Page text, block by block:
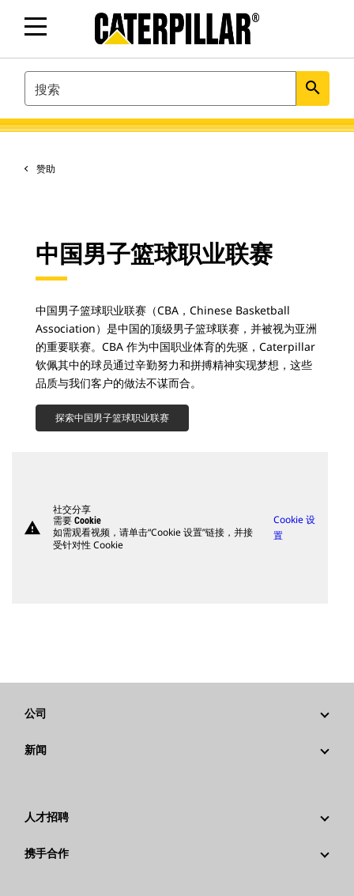
SEARCH search
赞助
中国男子篮球职业联赛
中国男子篮球职业联赛（CBA，Chinese Basketball
Association）是中国的顶级男子篮球联赛，并被视为亚洲
的重要联赛。CBA 作为中国职业体育的先驱，Caterpillar
钦佩其中的球员通过辛勤努力和拼搏精神实现梦想，这些
品质与我们客户的做法不谋而合。
探索中国男子篮球职业联赛
warning
社交分享
需要 Cookie
如需观看视频，请单击“Cookie 设置”链接，并接
受针对性 Cookie
Cookie 设
置
公司
战略
卡特彼勒 基金会
行为准则
新闻
社交媒体
人才招聘
为什么选择卡特彼勒？
携手合作